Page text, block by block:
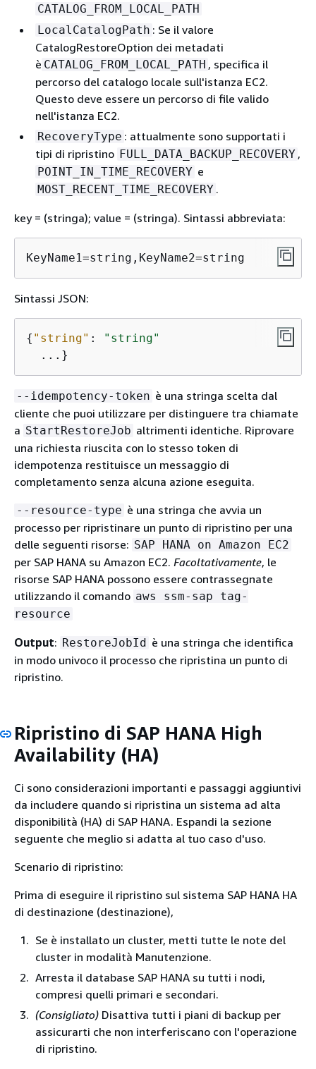
CATALOG_FROM_LOCAL_PATH
LocalCatalogPath : Se il valore
CatalogRestoreOption dei metadati
è CATALOG_FROM_LOCAL_PATH , specifica il
percorso del catalogo locale sull'istanza EC2.
Questo deve essere un percorso di file valido
nell'istanza EC2.
RecoveryType : attualmente sono supportati i
tipi di ripristino FULL_DATA_BACKUP_RECOVERY ,
POINT_IN_TIME_RECOVERY e
MOST_RECENT_TIME_RECOVERY .
key = (stringa); value = (stringa). Sintassi abbreviata:
KeyName1=string,KeyName2=string
Sintassi JSON:
{ "string" :
"string"
  ...}
--idempotency-token è una stringa scelta dal
cliente che puoi utilizzare per distinguere tra chiamate
a StartRestoreJob altrimenti identiche. Riprovare
una richiesta riuscita con lo stesso token di
idempotenza restituisce un messaggio di
completamento senza alcuna azione eseguita.
--resource-type è una stringa che avvia un
processo per ripristinare un punto di ripristino per una
delle seguenti risorse: SAP HANA on Amazon EC2
per SAP HANA su Amazon EC2. Facoltativamente, le
risorse SAP HANA possono essere contrassegnate
utilizzando il comando aws ssm-sap tag-
resource
Output: RestoreJobId è una stringa che identifica
in modo univoco il processo che ripristina un punto di
ripristino.
Ripristino di SAP HANA High
Availability (HA)
Ci sono considerazioni importanti e passaggi aggiuntivi
da includere quando si ripristina un sistema ad alta
disponibilità (HA) di SAP HANA. Espandi la sezione
seguente che meglio si adatta al tuo caso d'uso.
Scenario di ripristino:
Prima di eseguire il ripristino sul sistema SAP HANA HA
di destinazione (destinazione),
Se è installato un cluster, metti tutte le note del
cluster in modalità Manutenzione.
Arresta il database SAP HANA su tutti i nodi,
compresi quelli primari e secondari.
(Consigliato) Disattiva tutti i piani di backup per
assicurarti che non interferiscano con l'operazione
di ripristino.